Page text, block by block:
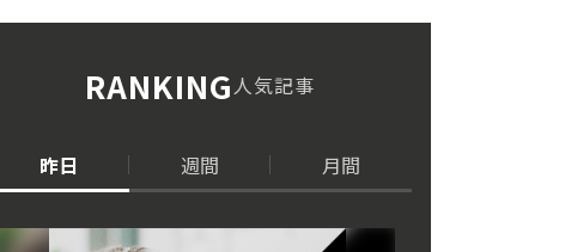
RANKING人気記事
昨日 週間 月間